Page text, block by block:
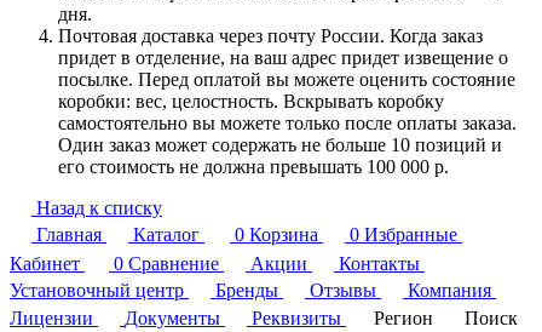
дня.
Почтовая доставка через почту России. Когда заказ
придет в отделение, на ваш адрес придет извещение о
посылке. Перед оплатой вы можете оценить состояние
коробки: вес, целостность. Вскрывать коробку
самостоятельно вы можете только после оплаты заказа.
Один заказ может содержать не больше 10 позиций и
его стоимость не должна превышать 100 000 р.
Назад к списку
Главная
Каталог 0 Корзина 0 Избранные
Кабинет
0 Сравнение Акции
Контакты
Установочный центр
Бренды Отзывы
Компания
Лицензии
Документы Реквизиты Регион
Поиск